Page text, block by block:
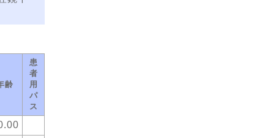
齢
患
者
用
パ
ス